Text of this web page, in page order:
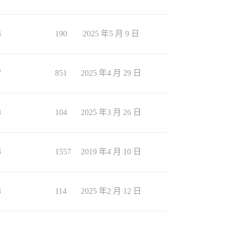
190 2025 年5 月 9 日
851 2025 年4 月 29 日
104 2025 年3 月 26 日
1557 2019 年4 月 10 日
114 2025 年2 月 12 日